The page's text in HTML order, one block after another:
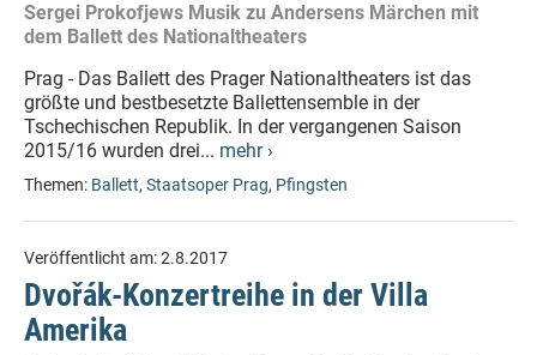
Sergei Prokofjews Musik zu Andersens Märchen mit
dem Ballett des Nationaltheaters
Prag - Das Ballett des Prager Nationaltheaters ist das
größte und bestbesetzte Ballettensemble in der
Tschechischen Republik. In der vergangenen Saison
2015/16 wurden drei... mehr ›
Themen: Ballett, Staatsoper Prag, Pfingsten
Veröffentlicht am:2.8.2017
Dvořák-Konzertreihe in der Villa
Amerika